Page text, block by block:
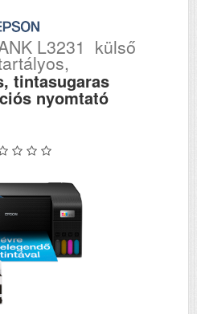
L3231 külső
tintasugaras
nyomtató